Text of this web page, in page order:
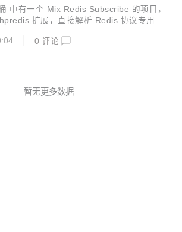
微服务开发 本次版本更新主要是增加微
与开发骨架，从上一次 Mix V2.1 非常激
程后 ...
中有一个 Mix Redis Subscribe 的项目，
扩展，直接解析 Redis 协议专用于
中，在 MixPHP 骨架中也默认包含了这个
new \Redis(); $res = $redis->pconnect('127.0.0.1...
0 评论
暂无更多数据